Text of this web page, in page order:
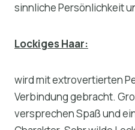
sinnliche Persönlichkeit
Lockiges Haar:
wird mit extrovertierten
Verbindung gebracht.
versprechen Spaß und